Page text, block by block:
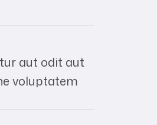
aut odit aut
voluptatem